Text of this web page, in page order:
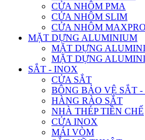
CỬA NHÔM PMA
CỬA NHÔM SLIM
CỬA NHÔM
MẶT DỰNG ALUMINIUM
MẶT DỰNG
MẶT DỰNG
SẮT - INOX
CỬA SẮT
BÔNG BẢO VỆ SẮT -
HÀNG RÀO SẮT
NHÀ THÉP TIỀN CHẾ
CỬA INOX
MÁI VÒM